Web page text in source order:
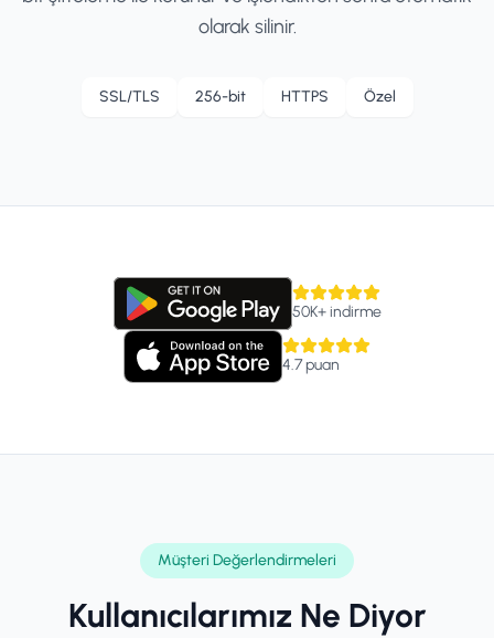
olarak silinir.
SSL/TLS 256-bit HTTPS Özel
50K+indirme
4.7puan
Müşteri Değerlendirmeleri
Kullanıcılarımız Ne Diyor